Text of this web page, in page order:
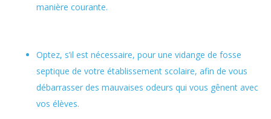
manière courante.
Optez, s’il est nécessaire, pour une vidange de fosse
septique de votre établissement scolaire, afin de vous
débarrasser des mauvaises odeurs qui vous gênent avec
vos élèves.